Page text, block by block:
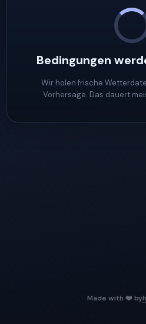
Bedingungen
Wir holen frische
Vorhersage. Das dauert
Made with ❤️ by